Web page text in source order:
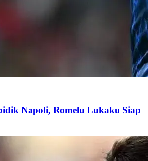
Napoli, Romelu Lukaku Siap